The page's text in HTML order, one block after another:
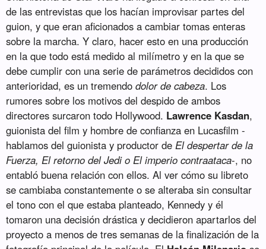
de las entrevistas que los hacían improvisar partes del
guion, y que eran aficionados a cambiar tomas enteras
sobre la marcha. Y claro, hacer esto en una producción
en la que todo está medido al milímetro y en la que se
debe cumplir con una serie de parámetros decididos con
anterioridad, es un tremendodolor de cabeza. Los
rumores sobre los motivos del despido de ambos
directores surcaron todo Hollywood. Lawrence Kasdan,
guionista del film y hombre de confianza en Lucasfilm -
hablamos del guionista y productor de El despertar de la
Fuerza, El retorno del Jedi o El imperio contraataca-, no
entabló buena relación con ellos. Al ver cómo su libreto
se cambiaba constantemente o se alteraba sin consultar
el tono con el que estaba planteado, Kennedy y él
tomaron una decisión drástica y decidieron apartarlos del
proyecto a menos de tres semanas de la finalización de la